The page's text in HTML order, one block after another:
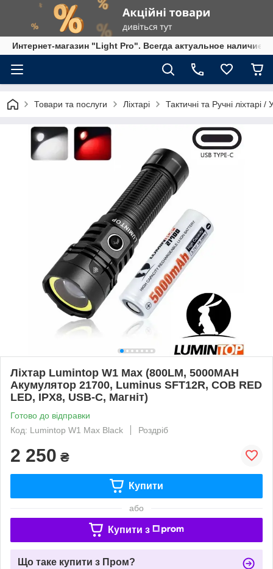
Интернет-магазин "Light Pro". Всегда актуальное
Товари та послуги Ліхтарі Тактичні та Ручні ліхтарі /
Ліхтар Lumintop W1 Max (800LM, 5000MAH
Акумулятор 21700, Luminus SFT12R, COB RED
LED, IPX8, USB-C, Магніт)
Готово до відправки
Код: Lumintop W1 Max Black
Роздріб
2 250 ₴
Купити
або
Купити з
Що таке купити з Пром?